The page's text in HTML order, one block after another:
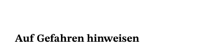
Auf Gefahren hinweisen